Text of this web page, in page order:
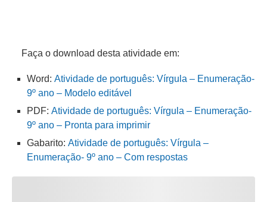
Faça o download desta atividade em:
Word: Atividade de português: Vírgula – Enumeração-
9º ano – Modelo editável
PDF: Atividade de português: Vírgula – Enumeração-
9º ano – Pronta para imprimir
Gabarito: Atividade de português: Vírgula –
Enumeração- 9º ano – Com respostas